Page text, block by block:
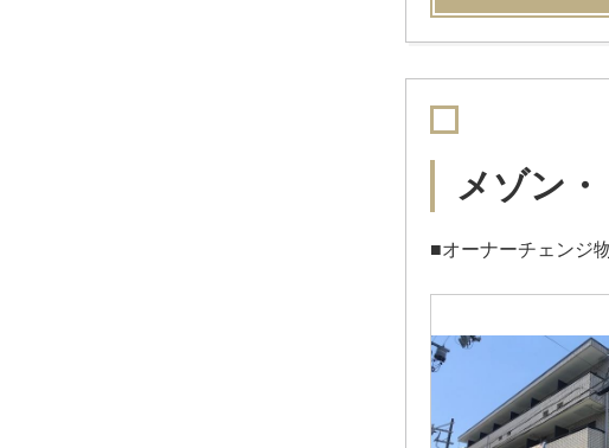
メゾン
■オーナーチェンジ